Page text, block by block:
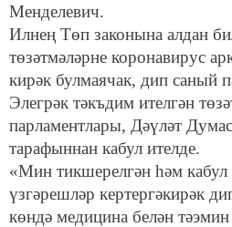
Менделевич.
Илнең Төп законына алдан
төзәтмәләрне коронавирус
кирәк булмаячак, дип саный
Элегрәк тәкъдим ителгән
парламентлары, Дәүләт
тарафыннан кабул ителде.
«Мин тикшерелгән һәм кабул
үзгәрешләр кертергәкирәк
көндә медицина белән тәэмин